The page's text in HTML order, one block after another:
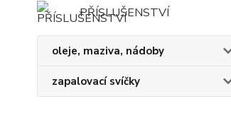
PŘÍSLUŠENSTVÍ
oleje, maziva, nádoby
zapalovací svíčky